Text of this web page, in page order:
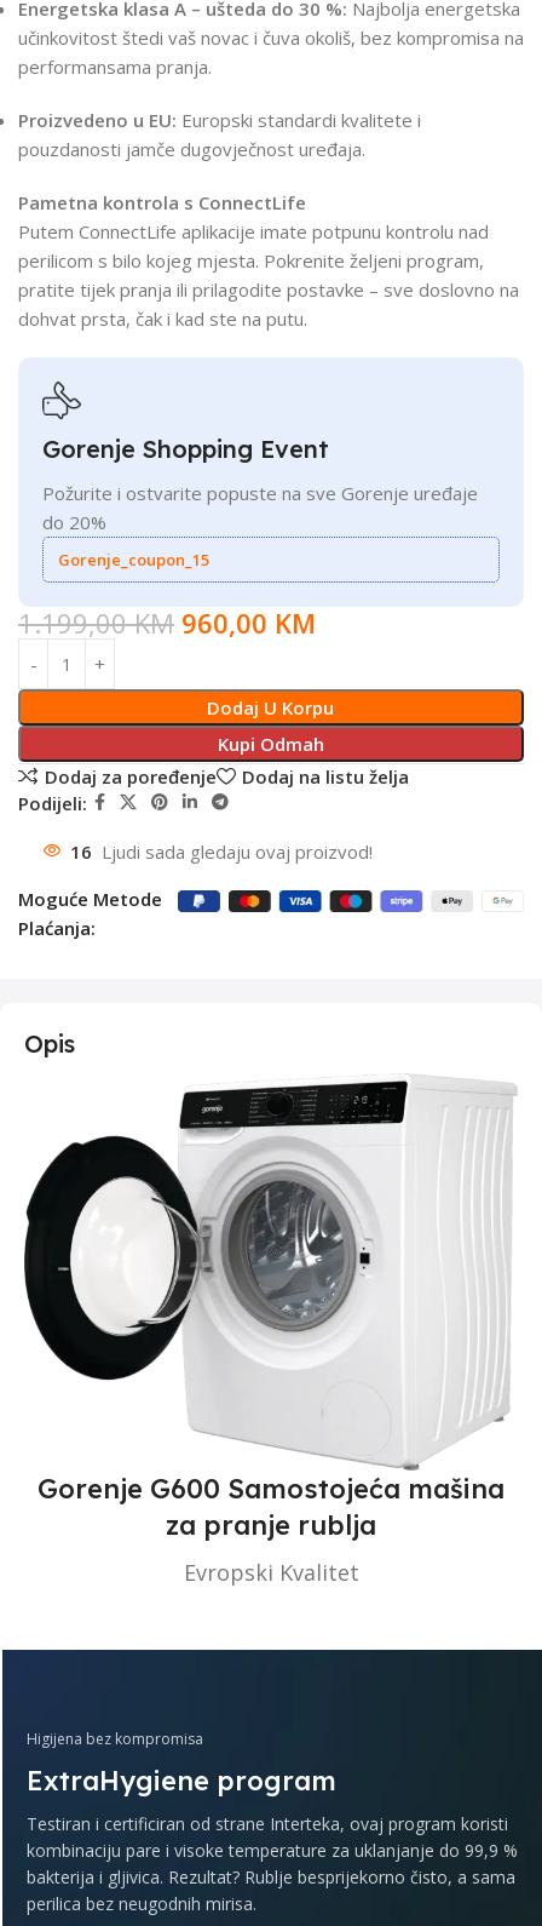
Energetska klasa A – ušteda do 30 %: Najbolja energetska
učinkovitost štedi vaš novac i čuva okoliš, bez kompromisa na
performansama pranja.
Proizvedeno u EU: Europski standardi kvalitete i
pouzdanosti jamče dugovječnost uređaja.
Pametna kontrola s ConnectLife
Putem ConnectLife aplikacije imate potpunu kontrolu nad
perilicom s bilo kojeg mjesta. Pokrenite željeni program,
pratite tijek pranja ili prilagodite postavke – sve doslovno na
dohvat prsta, čak i kad ste na putu.
Gorenje Shopping Event
Požurite i ostvarite popuste na sve Gorenje uređaje
do 20%
Gorenje_coupon_15
1.199,00KM 960,00 KM
Dodaj U Korpu
Kupi Odmah
Dodaj za poređenje
Dodaj na listu želja
Podijeli:
16 Ljudi sada gledaju ovaj proizvod!
Moguće Metode
Plaćanja:
Opis
Gorenje G600 Samostojeća mašina
za pranje rublja
Evropski Kvalitet
Higijena bez kompromisa
ExtraHygiene program
Testiran i certificiran od strane Interteka, ovaj program koristi
kombinaciju pare i visoke temperature za uklanjanje do 99,9 %
bakterija i gljivica. Rezultat? Rublje besprijekorno čisto, a sama
perilica bez neugodnih mirisa.